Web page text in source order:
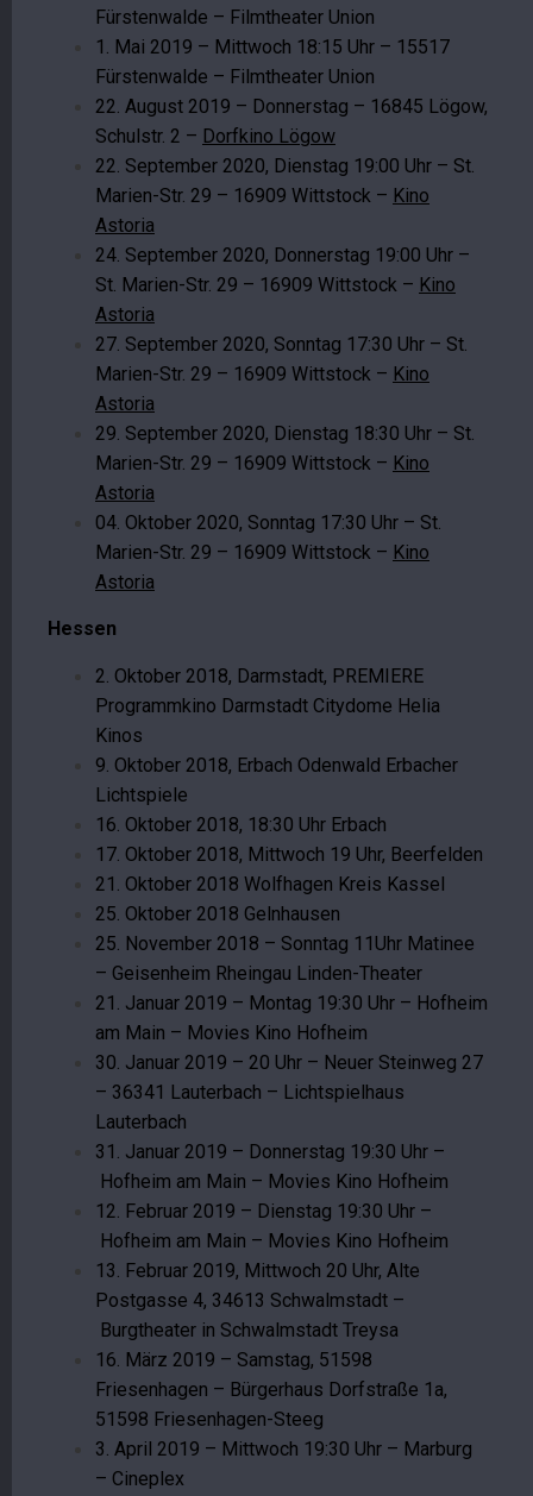
Fürstenwalde – Filmtheater Union
1. Mai 2019 – Mittwoch 18:15 Uhr – 15517
Fürstenwalde – Filmtheater Union
22. August 2019 – Donnerstag – 16845 Lögow,
Schulstr. 2 – Dorfkino Lögow
22. September 2020, Dienstag 19:00 Uhr – St.
Marien-Str. 29 – 16909 Wittstock – Kino
Astoria
24. September 2020, Donnerstag 19:00 Uhr –
St. Marien-Str. 29 – 16909 Wittstock – Kino
Astoria
27. September 2020, Sonntag 17:30 Uhr – St.
Marien-Str. 29 – 16909 Wittstock – Kino
Astoria
29. September 2020, Dienstag 18:30 Uhr – St.
Marien-Str. 29 – 16909 Wittstock – Kino
Astoria
04. Oktober 2020, Sonntag 17:30 Uhr – St.
Marien-Str. 29 – 16909 Wittstock – Kino
Astoria
Hessen
2. Oktober 2018, Darmstadt, PREMIERE
Programmkino Darmstadt Citydome Helia
Kinos
9. Oktober 2018, Erbach Odenwald Erbacher
Lichtspiele
16. Oktober 2018, 18:30 Uhr Erbach
17. Oktober 2018, Mittwoch 19 Uhr, Beerfelden
21. Oktober 2018 Wolfhagen Kreis Kassel
25. Oktober 2018 Gelnhausen
25. November 2018 – Sonntag 11Uhr Matinee
– Geisenheim Rheingau Linden-Theater
21. Januar 2019 – Montag 19:30 Uhr – Hofheim
am Main – Movies Kino Hofheim
30. Januar 2019 – 20 Uhr – Neuer Steinweg 27
– 36341 Lauterbach – Lichtspielhaus
Lauterbach
31. Januar 2019 – Donnerstag 19:30 Uhr –
Hofheim am Main – Movies Kino Hofheim
12. Februar 2019 – Dienstag 19:30 Uhr –
Hofheim am Main – Movies Kino Hofheim
13. Februar 2019, Mittwoch 20 Uhr, Alte
Postgasse 4, 34613 Schwalmstadt –
Burgtheater in Schwalmstadt Treysa
16. März 2019 – Samstag, 51598
Friesenhagen – Bürgerhaus Dorfstraße 1a,
51598 Friesenhagen-Steeg
3. April 2019 – Mittwoch 19:30 Uhr – Marburg
– Cineplex